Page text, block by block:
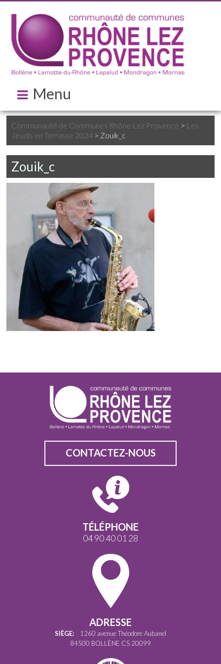
Menu
Communauté de Communes Rhône Lez Provence > Les
Jeudis en Terrasse 2024 > Zouik_c
Zouik_c
CONTACTEZ-NOUS
TÉLÉPHONE
04 90 40 01 28
ADRESSE
SIÈGE: 1260 avenue Théodore Aubanel
84500 BOLLÈNE CS 20099